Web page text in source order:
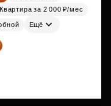
Квартира за 2 000 ₽/мес
Ещё